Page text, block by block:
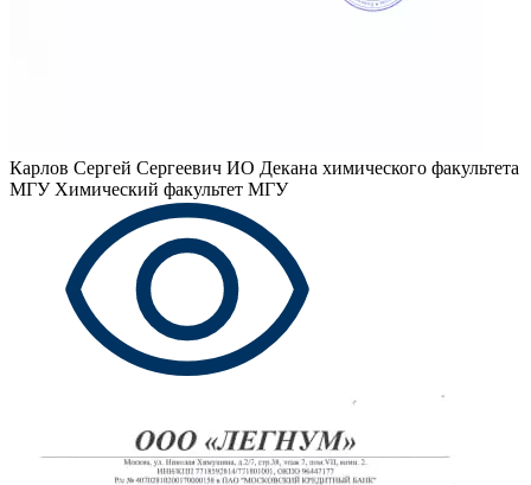
Карлов Сергей Сергеевич ИО Декана химического факультета
МГУ Химический факультет МГУ